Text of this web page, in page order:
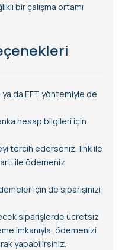
bir çalışma ortamı
da EFT yöntemiyle de
hesap bilgileri için
tercih ederseniz, link ile
ile ödemeniz
için de siparişinizi
siparişlerde ücretsiz
imkanıyla, ödemenizi
yapabilirsiniz.